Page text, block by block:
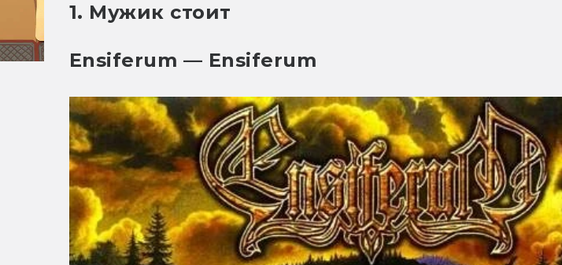
1. Мужик стоит
Ensiferum — Ensiferum